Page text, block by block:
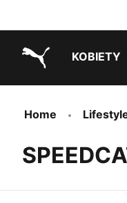
KOBIETY
Home